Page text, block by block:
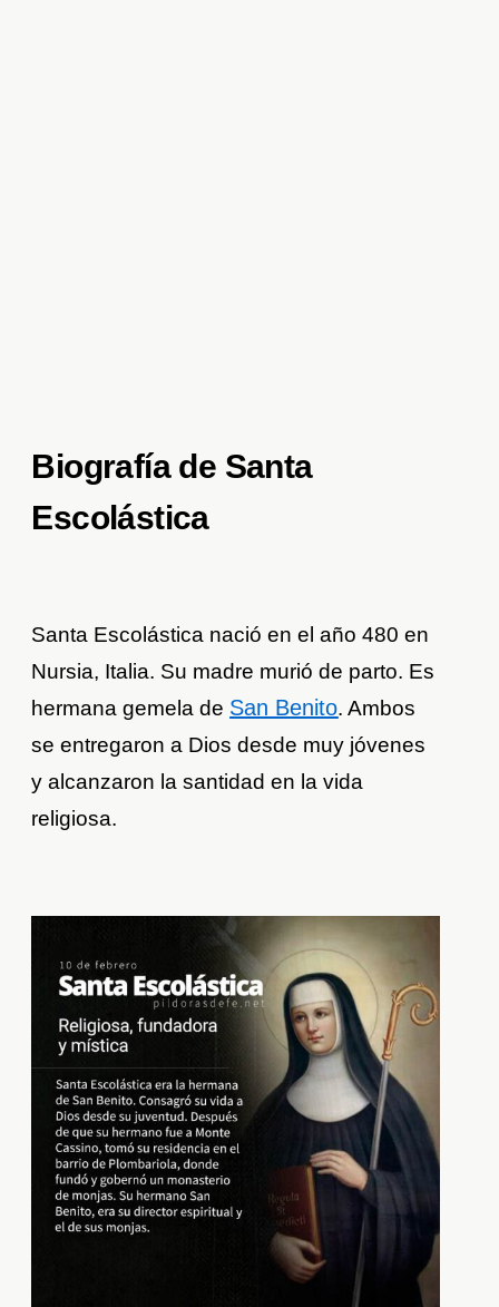
Biografía de Santa
Escolástica
Santa Escolástica nació en el año 480 en
Nursia, Italia. Su madre murió de parto. Es
hermana gemela de San Benito. Ambos
se entregaron a Dios desde muy jóvenes
y alcanzaron la santidad en la vida
religiosa.